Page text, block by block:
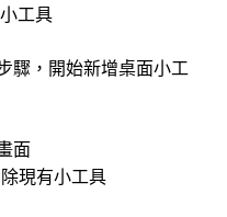
工具
驟，開始新增桌面小工
面
現有小工具